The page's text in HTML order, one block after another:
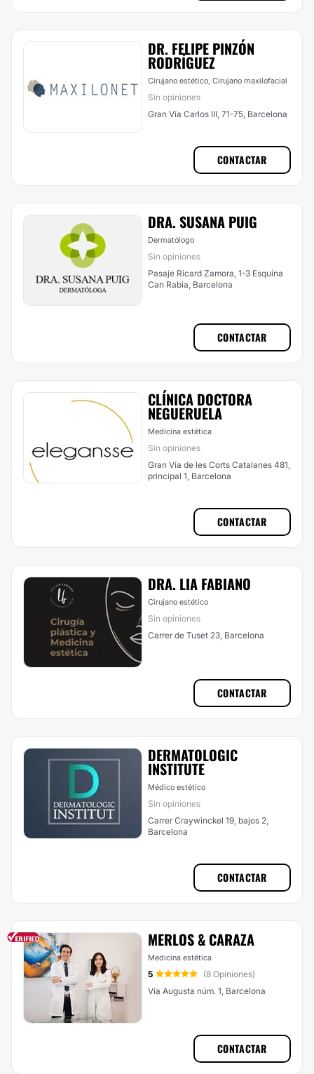
DR. FELIPE PINZÓN
RODRÍGUEZ
Cirujano estético, Cirujano maxilofacial
Sin opiniones
Gran Vía Carlos III, 71-75, Barcelona
CONTACTAR
DRA. SUSANA PUIG
Dermatólogo
Sin opiniones
Pasaje Ricard Zamora, 1-3 Esquina
Can Rabia, Barcelona
CONTACTAR
CLÍNICA DOCTORA
NEGUERUELA
Medicina estética
Sin opiniones
Gran Vía de les Corts Catalanes 481,
principal 1, Barcelona
CONTACTAR
DRA. LIA FABIANO
Cirujano estético
Sin opiniones
Carrer de Tuset 23, Barcelona
CONTACTAR
DERMATOLOGIC
INSTITUTE
Médico estético
Sin opiniones
Carrer Craywinckel 19, bajos 2,
Barcelona
CONTACTAR
MERLOS & CARAZA
Medicina estética
5
(8 Opiniones)
Vía Augusta núm. 1, Barcelona
CONTACTAR